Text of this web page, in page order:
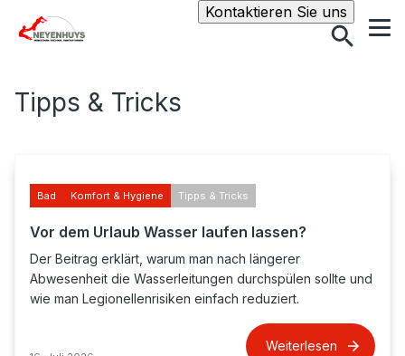
Kontaktieren Sie unsSuche
Tipps & Tricks
Bad Komfort & Hygiene Tipps & Tricks
Vor dem Urlaub Wasser laufen lassen?
Der Beitrag erklärt, warum man nach längerer
Abwesenheit die Wasserleitungen durchspülen sollte und
wie man Legionellenrisiken einfach reduziert.
Weiterlesen